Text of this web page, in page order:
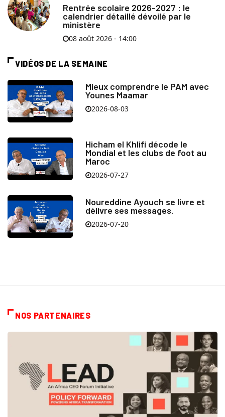
Rentrée scolaire 2026-2027 : le
calendrier détaillé dévoilé par le
ministère
08 août 2026 - 14:00
VIDÉOS DE LA SEMAINE
Mieux comprendre le PAM avec
Younes Maamar
2026-08-03
Hicham el Khlifi décode le
Mondial et les clubs de foot au
Maroc
2026-07-27
Noureddine Ayouch se livre et
délivre ses messages.
2026-07-20
NOS PARTENAIRES